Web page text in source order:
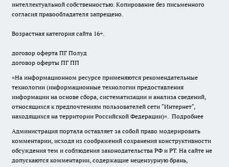
интеллектуальной собственностью. Копирование без письменного
согласия правообладателя запрещено.
Возрастная категория сайта 16+.
договор оферта ПГ Полуд
договор оферты ПГ ПП
«На информационном ресурсе применяются рекомендательные
технологии (информационные технологии предоставления
информации на основе сбора, систематизации и анализа сведений,
относящихся к предпочтениям пользователей сети "Интернет",
находящихся на территории Российской Федерации)». Подробнее
Администрация портала оставляет за собой право модерировать
комментарии, исходя из соображений сохранения конструктивности
обсуждения тем и соблюдения законодательства РФ и РТ. На сайте не
допускаются комментарии, содержащие нецензурную брань,